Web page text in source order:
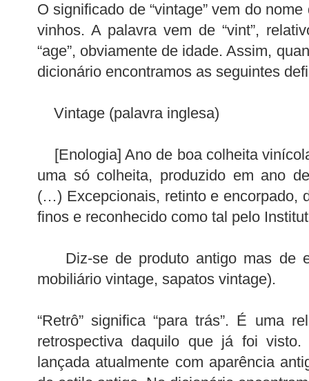
O significado de “vintage” vem do
vinhos. A palavra vem de “vint”,
“age”, obviamente de idade. Assim,
dicionário encontramos as seguintes
Vintage (palavra inglesa)
[Enologia] Ano de boa colheita
uma só colheita, produzido em ano
(…) Excepcionais, retinto e encorpado,
finos e reconhecido como tal pelo
Diz-se de produto antigo mas de
mobiliário vintage, sapatos vintage).
“Retrô” significa “para trás”. É uma
retrospectiva daquilo que já foi
lançada atualmente com aparência